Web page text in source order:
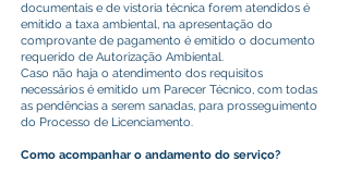
documentais e de vistoria técnica forem atendidos é
emitido a taxa ambiental, na apresentação do
comprovante de pagamento é emitido o documento
requerido de Autorização Ambiental.
Caso não haja o atendimento dos requisitos
necessários é emitido um Parecer Técnico, com todas
as pendências a serem sanadas, para prosseguimento
do Processo de Licenciamento.
Como acompanhar o andamento do serviço?